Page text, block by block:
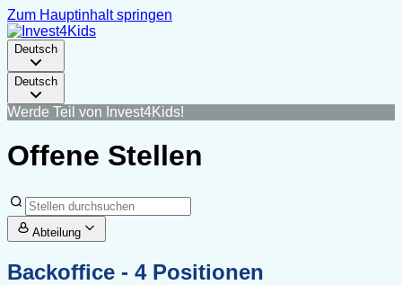
Zum Hauptinhalt springen
Deutsch
Deutsch
Werde Teil von Invest4Kids!
Offene Stellen
Abteilung
Backoffice - 4 Positionen